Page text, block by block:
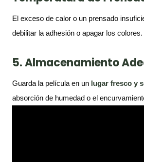
El exceso de calor o un prensado
debilitar la adhesión o apagar los colores.
5. Almacenamiento
Guarda la película en un lugar fresco y
absorción de humedad o el